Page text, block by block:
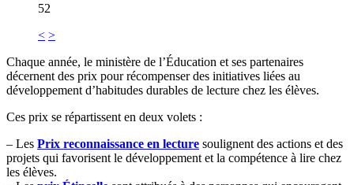
52
< >
Chaque année, le ministère de l’Éducation et ses partenaires
décernent des prix pour récompenser des initiatives liées au
développement d’habitudes durables de lecture chez les élèves.
Ces prix se répartissent en deux volets :
– Les Prix reconnaissance en lecture soulignent des actions et des
projets qui favorisent le développement et la compétence à lire chez
les élèves.